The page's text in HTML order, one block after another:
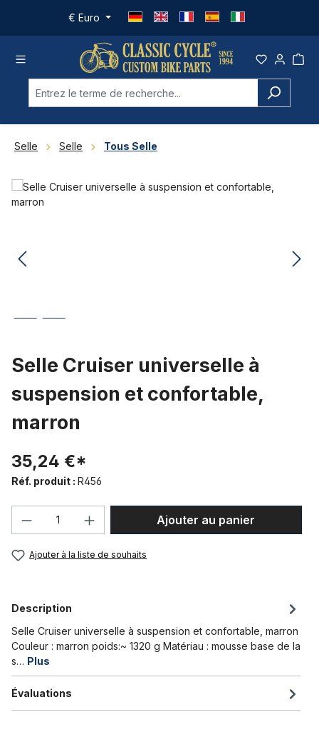
Passer au contenu principal
€ Euro
Selle Selle Tous Selle
Ignorer la galerie d'images
Selle Cruiser universelle à
suspension et confortable,
marron
35,24 €*
Réf. produit : R456
Quantité de produit : Entrez la
Ajouter au panier
Ajouter à la liste de souhaits
Description
Selle Cruiser universelle à suspension et confortable, marron
Couleur : marron poids:~ 1320 g Matériau : mousse base de la
s… Plus
Évaluations